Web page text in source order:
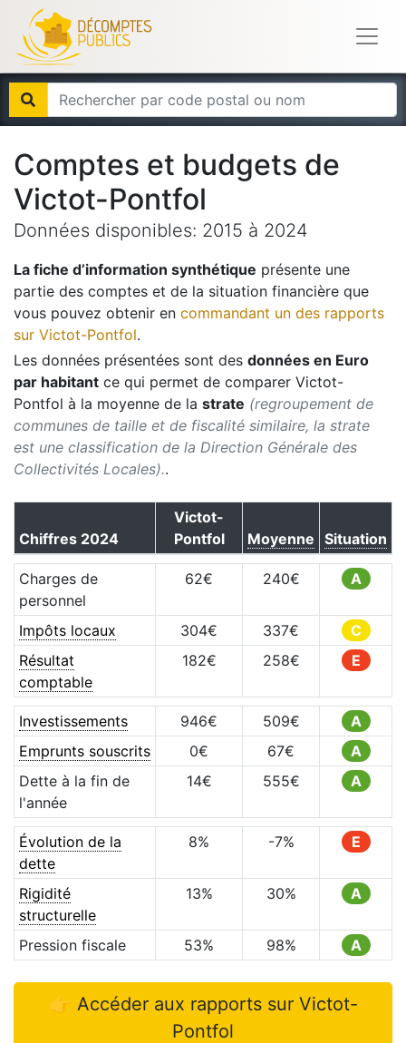
Comptes et budgets de
Victot-Pontfol
Données disponibles: 2015 à 2024
La fiche d’information synthétique présente une
partie des comptes et de la situation financière que
vous pouvez obtenir en commandant un des rapports
sur Victot-Pontfol.
Les données présentées sont des données en Euro
par habitant ce qui permet de comparer Victot-
Pontfol à la moyenne de la strate (regroupement de
communes de taille et de fiscalité similaire, la strate
est une classification de la Direction Générale des
Collectivités Locales)..
Chiffres 2024
Victot-
Pontfol
Moyenne Situation
Charges de
personnel
62€ 240€ A
Impôts locaux 304€ 337€
C
Résultat
comptable
182€ 258€ E
Investissements 946€ 509€
A
Emprunts souscrits
0€ 67€
A
Dette à la fin de
l'année
14€ 555€ A
Évolution de la
dette
8% -7% E
Rigidité
structurelle
13% 30% A
Pression fiscale 53% 98% A
👉 Accéder aux rapports sur Victot-
Pontfol